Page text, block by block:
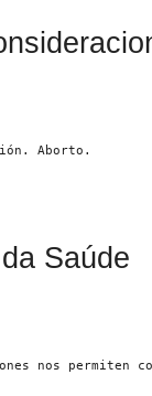
Aborto.
Saúde
nos permiten